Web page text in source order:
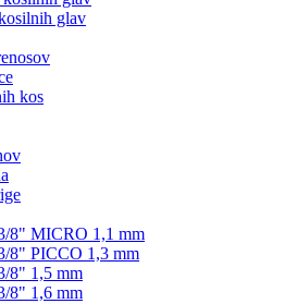
glav
kos
8" MICRO 1,1 mm
8" PICCO 1,3 mm
8" 1,5 mm
8" 1,6 mm